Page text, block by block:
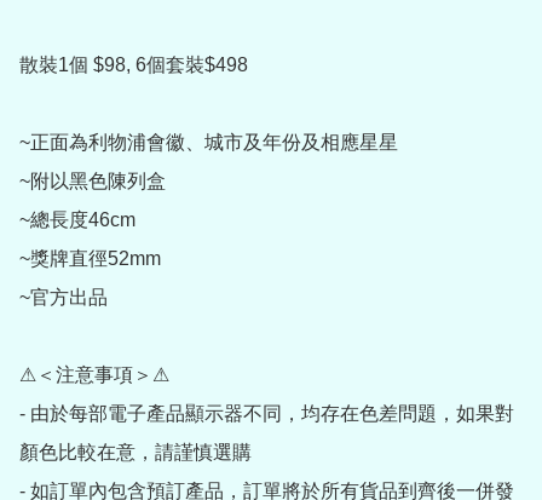
散裝1個 $98, 6個套裝$498
~正面為利物浦會徽、城市及年份及相應星星
~附以黑色陳列盒
~總長度46cm
~獎牌直徑52mm
~官方出品
⚠＜注意事項＞⚠
- 由於每部電子產品顯示器不同，均存在色差問題，如果對
顏色比較在意，請謹慎選購
- 如訂單內包含預訂產品，訂單將於所有貨品到齊後一併發